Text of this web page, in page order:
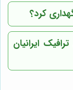
کرد؟
ایرانیان